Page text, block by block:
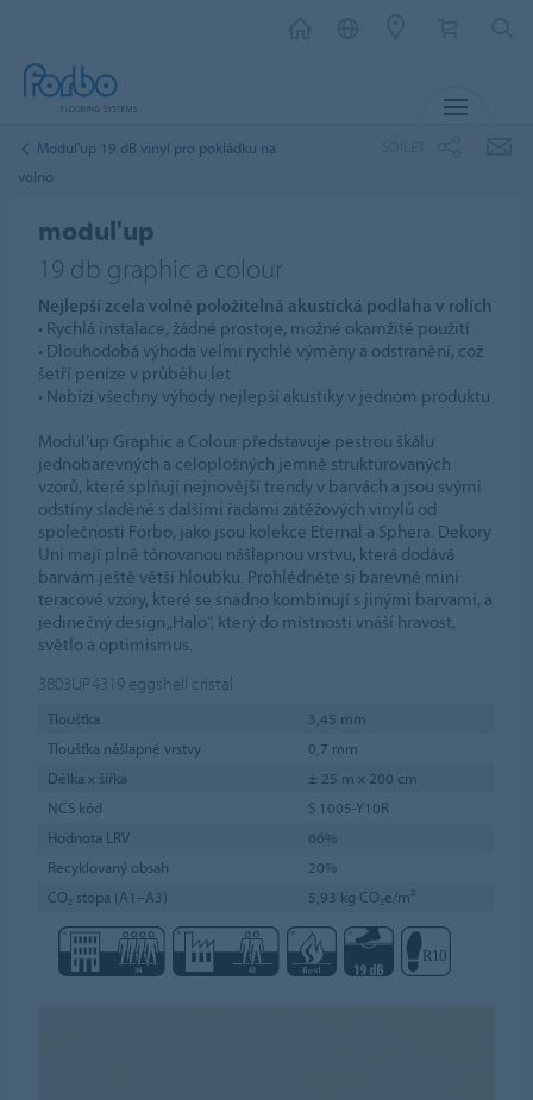
Modul'up 19 dB vinyl pro pokládku na
volno
modul'up
19 db graphic a colour
Nejlepší zcela volně položitelná akustická podlaha v rolích
• Rychlá instalace, žádné prostoje, možné okamžité použití
• Dlouhodobá výhoda velmi rychlé výměny a odstranění, což
šetří peníze v průběhu let
• Nabízí všechny výhody nejlepší akustiky v jednom produktu
Modul’up Graphic a Colour představuje pestrou škálu
jednobarevných a celoplošných jemně strukturovaných
vzorů, které splňují nejnovější trendy v barvách a jsou svými
odstíny sladěné s dalšími řadami zátěžových vinylů od
společnosti Forbo, jako jsou kolekce Eternal a Sphera. Dekory
Uni mají plně tónovanou nášlapnou vrstvu, která dodává
barvám ještě větší hloubku. Prohlédněte si barevné mini
teracové vzory, které se snadno kombinují s jinými barvami, a
jedinečný design „Halo“, který do místnosti vnáší hravost,
světlo a optimismus.
3803UP4319 eggshell cristal
Tloušťka
3,45 mm
Tloušťka nášlapné vrstvy
0,7 mm
Délka x šířka
± 25 m x 200 cm
NCS kód
S 1005-Y10R
Hodnota LRV
66%
Recyklovaný obsah
20%
CO₂ stopa (A1–A3)
5,93 kg CO₂e/m²